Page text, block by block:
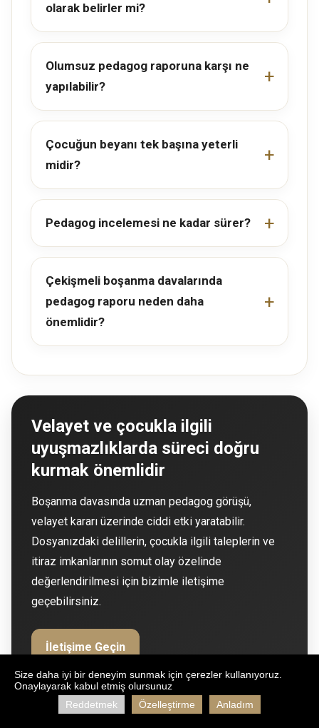
olarak belirler mi?
Olumsuz pedagog raporuna karşı ne
yapılabilir?
Çocuğun beyanı tek başına yeterli
midir?
Pedagog incelemesi ne kadar sürer?
Çekişmeli boşanma davalarında
pedagog raporu neden daha
önemlidir?
Velayet ve çocukla ilgili
uyuşmazlıklarda süreci doğru
kurmak önemlidir
Boşanma davasında uzman pedagog görüşü,
velayet kararı üzerinde ciddi etki yaratabilir.
Dosyanızdaki delillerin, çocukla ilgili taleplerin ve
itiraz imkanlarının somut olay özelinde
değerlendirilmesi için bizimle iletişime
geçebilirsiniz.
İletişime Geçin
Size daha iyi bir deneyim sunmak için çerezler kullanıyoruz.
Onaylayarak kabul etmiş olursunuz
Reddetmek
Özelleştirme Anladım